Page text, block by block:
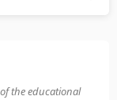
the educational